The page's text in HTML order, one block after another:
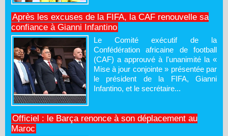
Après les excuses de la FIFA, la CAF renouvelle sa
confiance à Gianni Infantino
Le Comité exécutif de la
Confédération africaine de football
(CAF) a approuvé à l'unanimité la «
Mise à jour conjointe » présentée par
le président de la FIFA, Gianni
Infantino, et le secrétaire...
Officiel : le Barça renonce à son déplacement au
Maroc